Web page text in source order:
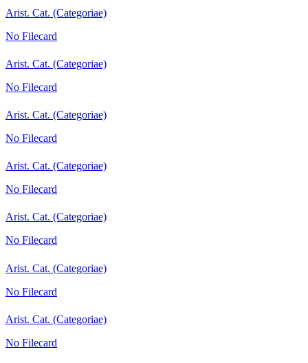
Arist. Cat. (Categoriae)
No Filecard
Arist. Cat. (Categoriae)
No Filecard
Arist. Cat. (Categoriae)
No Filecard
Arist. Cat. (Categoriae)
No Filecard
Arist. Cat. (Categoriae)
No Filecard
Arist. Cat. (Categoriae)
No Filecard
Arist. Cat. (Categoriae)
No Filecard